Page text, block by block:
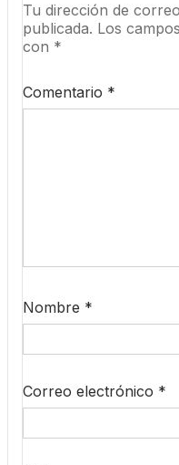
Tu dirección de
publicada. Los
con *
Comentario *
Nombre *
Correo electrónico *